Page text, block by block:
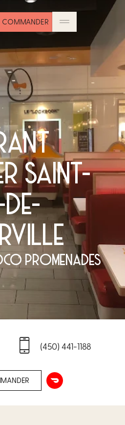
COMMANDER
SAINT-
PROMENADES
(450) 441-1188